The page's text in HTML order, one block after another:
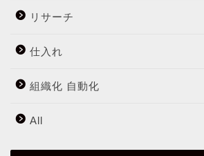
リサーチ
仕入れ
組織化 自動化
All